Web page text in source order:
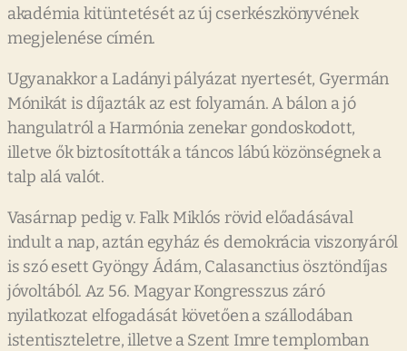
akadémia kitüntetését az új cserkészkönyvének
megjelenése címén.
Ugyanakkor a Ladányi pályázat nyertesét, Gyermán
Mónikát is díjazták az est folyamán. A bálon a jó
hangulatról a Harmónia zenekar gondoskodott,
illetve ők biztosították a táncos lábú közönségnek a
talp alá valót.
Vasárnap pedig v. Falk Miklós rövid előadásával
indult a nap, aztán egyház és demokrácia viszonyáról
is szó esett Gyöngy Ádám, Calasanctius ösztöndíjas
jóvoltából. Az 56. Magyar Kongresszus záró
nyilatkozat elfogadását követően a szállodában
istentiszteletre, illetve a Szent Imre templomban